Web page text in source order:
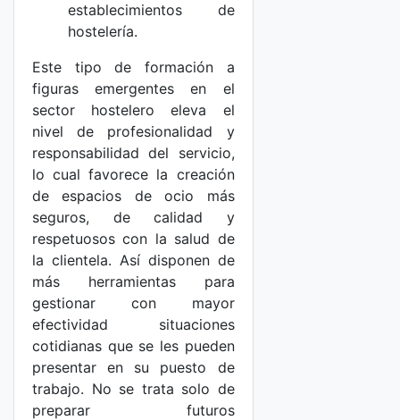
establecimientos de
hostelería.
Este tipo de formación a
figuras emergentes en el
sector hostelero eleva el
nivel de profesionalidad y
responsabilidad del servicio,
lo cual favorece la creación
de espacios de ocio más
seguros, de calidad y
respetuosos con la salud de
la clientela. Así disponen de
más herramientas para
gestionar con mayor
efectividad situaciones
cotidianas que se les pueden
presentar en su puesto de
trabajo. No se trata solo de
preparar futuros